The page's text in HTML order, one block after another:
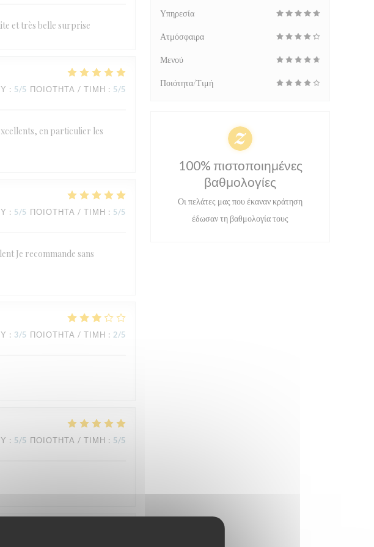
et très belle surprise
: 5/5 ΠΟΙΌΤΗΤΑ / ΤΙΜΉ : 5/5
en particulier les
: 5/5 ΠΟΙΌΤΗΤΑ / ΤΙΜΉ : 5/5
Je recommande sans
: 3/5 ΠΟΙΌΤΗΤΑ / ΤΙΜΉ : 2/5
: 5/5 ΠΟΙΌΤΗΤΑ / ΤΙΜΉ : 5/5
Υπηρεσία
Ατμόσφαιρα
Μενού
Ποιότητα/Τιμή
100% πιστοποιημένες
βαθμολογίες
Οι πελάτες μας που έκαναν κράτηση
έδωσαν τη βαθμολογία τους